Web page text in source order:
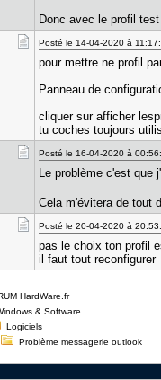
Donc avec le profil
Posté le 14-04-2020 à
pour mettre ne profil
Panneau de
cliquer sur afficher
tu coches toujours
Posté le 16-04-2020 à
Le problème c'est que
Cela m'évitera de tout
Posté le 20-04-2020 à
pas le choix ton profil
il faut tout reconfigurer
HardWare.fr
& Software
Logiciels
Problème messagerie outlook